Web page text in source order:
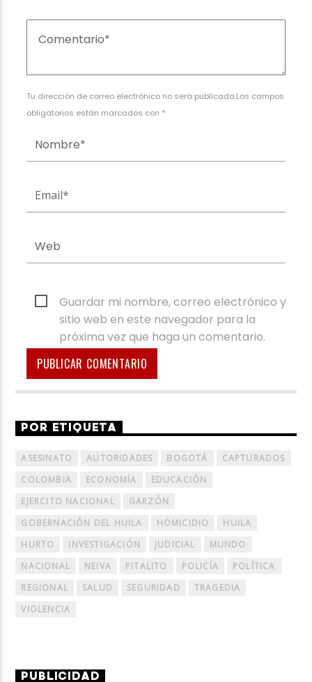
Tu dirección de correo electrónico no será publicada.Los campos
obligatorios están marcados con *
Guardar mi nombre, correo electrónico y
sitio web en este navegador para la
próxima vez que haga un comentario.
POR ETIQUETA
ASESINATO AUTORIDADES BOGOTÁ
CAPTURADOS
COLOMBIA
ECONOMÍA
EDUCACIÓN
EJERCITO NACIONAL
GARZÓN
GOBERNACIÓN DEL HUILA
HOMICIDIO
HUILA
HURTO
INVESTIGACIÓN JUDICIAL
MUNDO
NACIONAL
NEIVA PITALITO POLICÍA
POLÍTICA
REGIONAL
SALUD SEGURIDAD
TRAGEDIA
VIOLENCIA
PUBLICIDAD